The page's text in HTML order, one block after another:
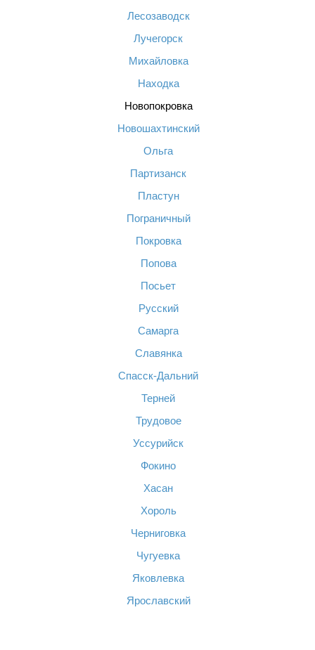
Лесозаводск
Лучегорск
Михайловка
Находка
Новопокровка
Новошахтинский
Ольга
Партизанск
Пластун
Пограничный
Покровка
Попова
Посьет
Русский
Самарга
Славянка
Спасск-Дальний
Терней
Трудовое
Уссурийск
Фокино
Хасан
Хороль
Черниговка
Чугуевка
Яковлевка
Ярославский